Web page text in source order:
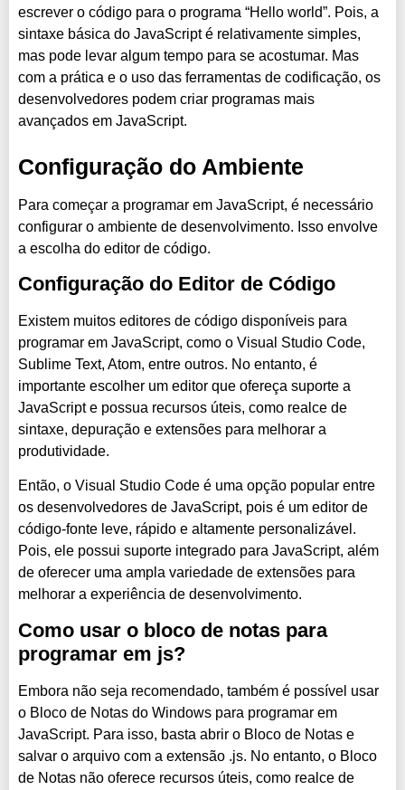
escrever o código para o programa “Hello world”. Pois, a
sintaxe básica do JavaScript é relativamente simples,
mas pode levar algum tempo para se acostumar. Mas
com a prática e o uso das ferramentas de codificação, os
desenvolvedores podem criar programas mais
avançados em JavaScript.
Configuração do Ambiente
Para começar a programar em JavaScript, é necessário
configurar o ambiente de desenvolvimento. Isso envolve
a escolha do editor de código.
Configuração do Editor de Código
Existem muitos editores de código disponíveis para
programar em JavaScript, como o Visual Studio Code,
Sublime Text, Atom, entre outros. No entanto, é
importante escolher um editor que ofereça suporte a
JavaScript e possua recursos úteis, como realce de
sintaxe, depuração e extensões para melhorar a
produtividade.
Então, o Visual Studio Code é uma opção popular entre
os desenvolvedores de JavaScript, pois é um editor de
código-fonte leve, rápido e altamente personalizável.
Pois, ele possui suporte integrado para JavaScript, além
de oferecer uma ampla variedade de extensões para
melhorar a experiência de desenvolvimento.
Como usar o bloco de notas para
programar em js?
Embora não seja recomendado, também é possível usar
o Bloco de Notas do Windows para programar em
JavaScript. Para isso, basta abrir o Bloco de Notas e
salvar o arquivo com a extensão .js. No entanto, o Bloco
de Notas não oferece recursos úteis, como realce de